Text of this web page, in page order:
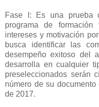
Fase I: Es una prueba
programa de
intereses y motivación
busca identificar las
desempeño exitoso del
desarrolla en cualquier
preseleccionados serán
número de su
de 2017.